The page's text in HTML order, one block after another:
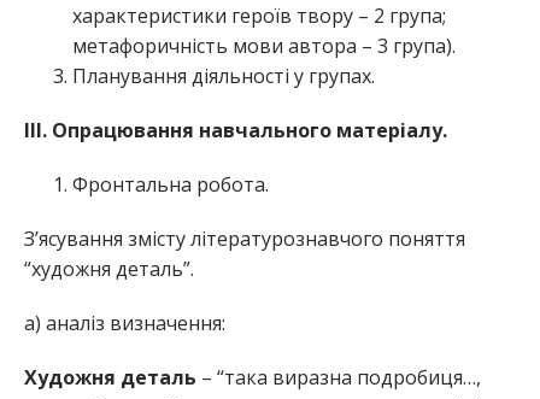
характеристики героїв твору – 2 група;
метафоричність мови автора – 3 група).
Планування діяльності у групах.
ІІІ. Опрацювання навчального матеріалу.
Фронтальна робота.
З’ясування змісту літературознавчого поняття
“художня деталь”.
а) аналіз визначення:
Художня деталь – “така виразна подробиця…,